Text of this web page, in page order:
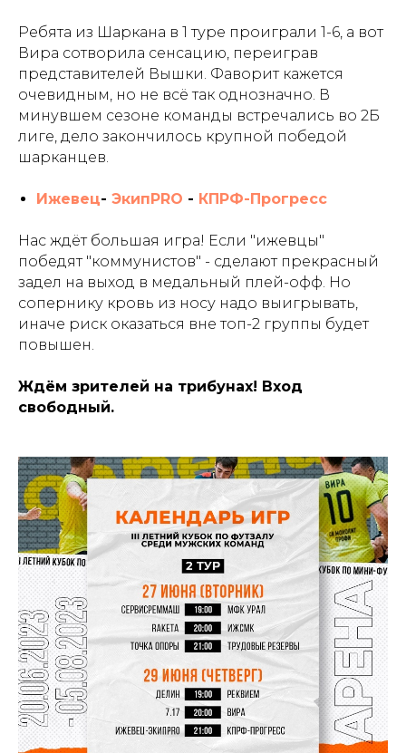
Ребята из Шаркана в 1 туре проиграли 1-6, а вот
Вира сотворила сенсацию, переиграв
представителей Вышки. Фаворит кажется
очевидным, но не всё так однозначно. В
минувшем сезоне команды встречались во 2Б
лиге, дело закончилось крупной победой
шарканцев.
Ижевец- ЭкипPRO - КПРФ-Прогресс
Нас ждёт большая игра! Если "ижевцы"
победят "коммунистов" - сделают прекрасный
задел на выход в медальный плей-офф. Но
сопернику кровь из носу надо выигрывать,
иначе риск оказаться вне топ-2 группы будет
повышен.
Ждём зрителей на трибунах! Вход
свободный.